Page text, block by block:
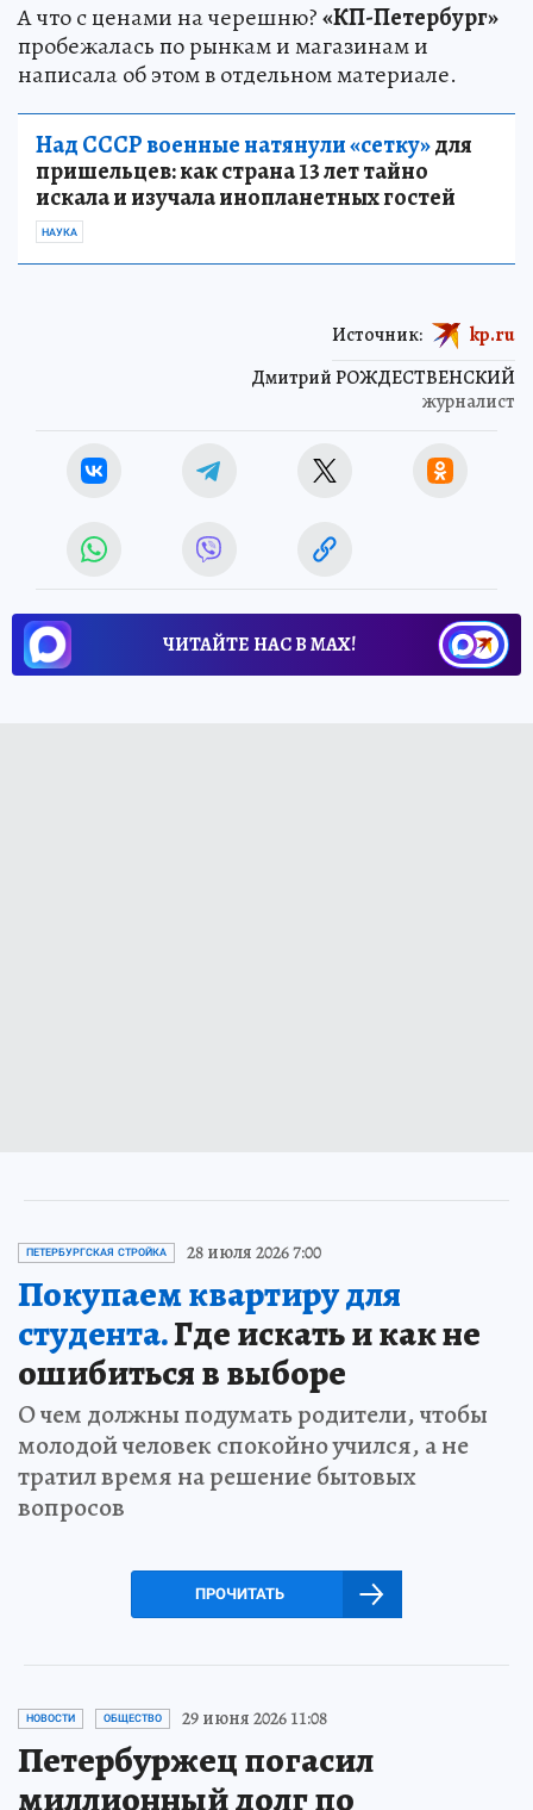
А что с ценами на черешню?«КП-Петербург»
пробежалась по рынкам и магазинам и
написала об этом в отдельном материале.
Над СССР военные натянули «сетку»для
пришельцев: как страна 13 лет тайно
искала и изучала инопланетных гостей
НАУКА
Дмитрий РОЖДЕСТВЕНСКИЙ
журналист
Источник: kp.ru
ЧИТАЙТЕ НАС В МАХ!
ПЕТЕРБУРГСКАЯ СТРОЙКА 28 июля 2026 7:00
Покупаем квартиру для
студента.Где искать и как не
ошибиться в выборе
О чем должны подумать родители, чтобы
молодой человек спокойно учился, а не
тратил время на решение бытовых
вопросов
ПРОЧИТАТЬ
НОВОСТИ ОБЩЕСТВО 29 июня 2026 11:08
Петербуржец погасил
миллионный долг по